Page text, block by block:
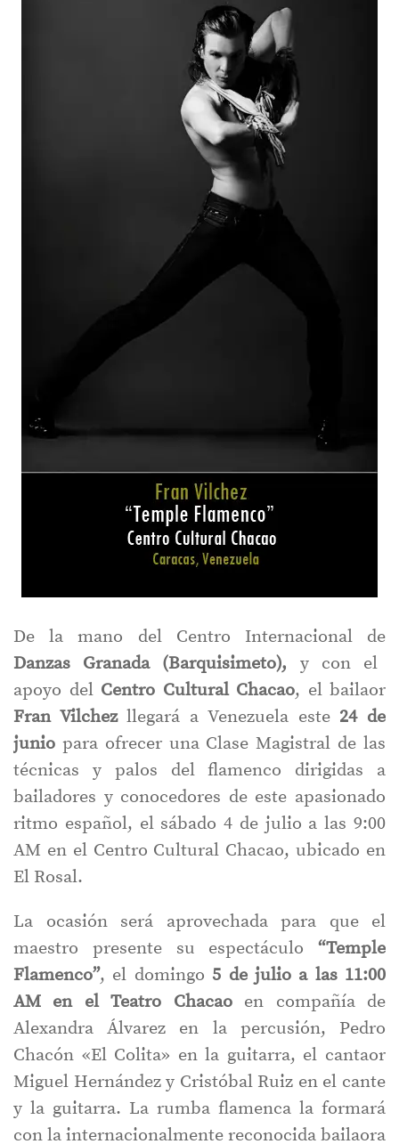
De la mano del Centro Internacional de
Danzas Granada (Barquisimeto), y con el
apoyo del Centro Cultural Chacao, el bailaor
Fran Vilchezllegará a Venezuela este24 de
junio para ofrecer una Clase Magistral de las
técnicas y palos del flamenco dirigidas a
bailadores y conocedores de este apasionado
ritmo español, el sábado 4 de julio a las 9:00
AM en el Centro Cultural Chacao, ubicado en
El Rosal.
La ocasión será aprovechada para que el
maestro presente su espectáculo “Temple
Flamenco”, el domingo 5 de julio a las 11:00
AM en el Teatro Chacaoen compañía de
Alexandra Álvarez en la percusión, Pedro
Chacón «El Colita» en la guitarra, el cantaor
Miguel Hernández y Cristóbal Ruiz en el cante
y la guitarra. La rumba flamenca la formará
con la internacionalmente reconocida bailaora